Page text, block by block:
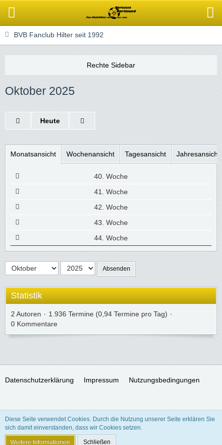
BVB Fanclub Hilter seit 1992
Oktober 2025
Heute
Monatsansicht Wochenansicht Tagesansicht Jahresansicht
40. Woche
41. Woche
42. Woche
43. Woche
44. Woche
Absenden
Statistik
2 Autoren
1.936 Termine (0,94 Termine pro Tag)
0 Kommentare
Datenschutzerklärung Impressum Nutzungsbedingungen
Stil:Freedom of Life, erstellt von
Community-Software:WoltLab Suite™ 5.3.24
Diese Seite verwendet Cookies. Durch die Nutzung unserer Seite erklären Sie
sich damit einverstanden, dass wir Cookies setzen.
Weitere Informationen Schließen